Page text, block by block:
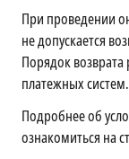
При проведении
не допускается
Порядок
платежных систем.
Подробнее об
ознакомиться на